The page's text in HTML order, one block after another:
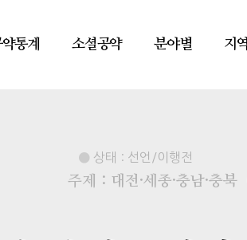
통계 소셜공약 분야별 지
상태 : 선언/이행전
주제 : 대전·세종·충남·충북